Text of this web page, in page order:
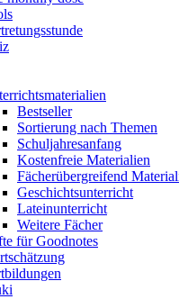
Bestseller
Sortierung nach Themen
Schuljahresanfang
Kostenfreie Materialien
Fächerübergreifend
Geschichtsunterricht
Lateinunterricht
Weitere Fächer
für Goodnotes